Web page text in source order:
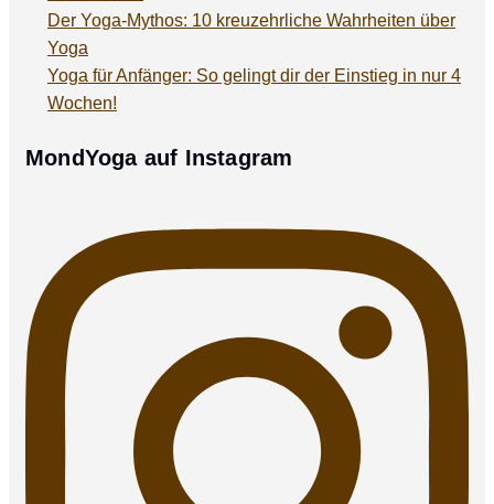
Der Yoga-Mythos: 10 kreuzehrliche Wahrheiten über
Yoga
Yoga für Anfänger: So gelingt dir der Einstieg in nur 4
Wochen!
MondYoga auf Instagram